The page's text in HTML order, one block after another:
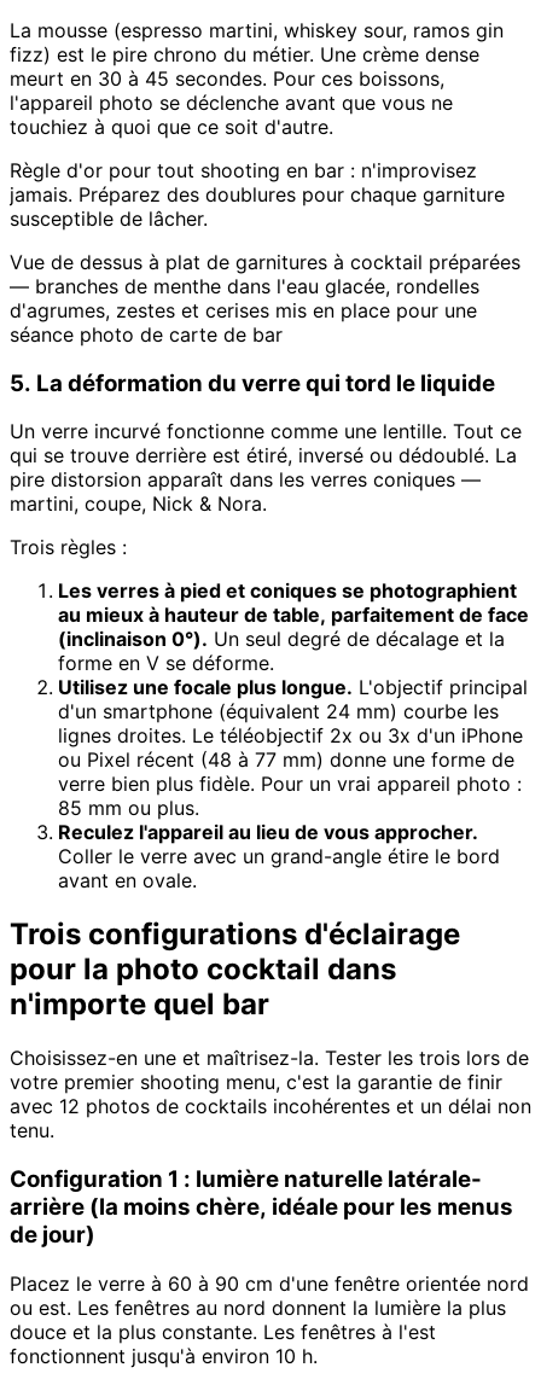
La mousse (espresso martini, whiskey sour, ramos gin
fizz) est le pire chrono du métier. Une crème dense
meurt en 30 à 45 secondes. Pour ces boissons,
l'appareil photo se déclenche avant que vous ne
touchiez à quoi que ce soit d'autre.
Règle d'or pour tout shooting en bar : n'improvisez
jamais. Préparez des doublures pour chaque garniture
susceptible de lâcher.
Vue de dessus à plat de garnitures à cocktail préparées
— branches de menthe dans l'eau glacée, rondelles
d'agrumes, zestes et cerises mis en place pour une
séance photo de carte de bar
5. La déformation du verre qui tord le liquide
Un verre incurvé fonctionne comme une lentille. Tout ce
qui se trouve derrière est étiré, inversé ou dédoublé. La
pire distorsion apparaît dans les verres coniques —
martini, coupe, Nick & Nora.
Trois règles :
Les verres à pied et coniques se photographient
au mieux à hauteur de table, parfaitement de face
(inclinaison 0°). Un seul degré de décalage et la
forme en V se déforme.
Utilisez une focale plus longue. L'objectif principal
d'un smartphone (équivalent 24 mm) courbe les
lignes droites. Le téléobjectif 2x ou 3x d'un iPhone
ou Pixel récent (48 à 77 mm) donne une forme de
verre bien plus fidèle. Pour un vrai appareil photo :
85 mm ou plus.
Reculez l'appareil au lieu de vous approcher.
Coller le verre avec un grand-angle étire le bord
avant en ovale.
Trois configurations d'éclairage
pour la photo cocktail dans
n'importe quel bar
Choisissez-en une et maîtrisez-la. Tester les trois lors de
votre premier shooting menu, c'est la garantie de finir
avec 12 photos de cocktails incohérentes et un délai non
tenu.
Configuration 1 : lumière naturelle latérale-
arrière (la moins chère, idéale pour les menus
de jour)
Placez le verre à 60 à 90 cm d'une fenêtre orientée nord
ou est. Les fenêtres au nord donnent la lumière la plus
douce et la plus constante. Les fenêtres à l'est
fonctionnent jusqu'à environ 10 h.